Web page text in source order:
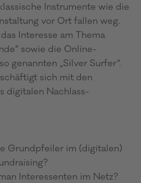
Instrumente wie die
vor Ort fallen weg.
Interesse am Thema
sowie die Online-
genannten „Silver Surfer“.
sich mit den
digitalen Nachlass-
Grundpfeiler im (digitalen)
Interessenten im Netz?